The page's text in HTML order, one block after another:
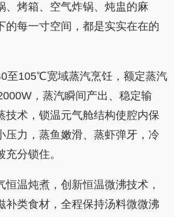
、烤箱、空气炸锅、炖盅的麻
的每一寸空间，都是实实在在的
至105℃宽域蒸汽烹饪，额定蒸汽
，蒸汽瞬间产出、稳定输
技术，锁温元气舱结构使腔内保
压力，蒸鱼嫩滑、蒸虾弹牙，冷
分锁住。
恒温炖煮，创新恒温微沸技术，
补类食材，全程保持汤料微微沸